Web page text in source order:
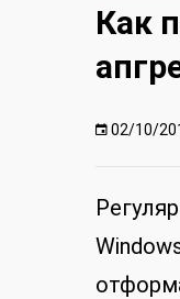
Как
02/10/